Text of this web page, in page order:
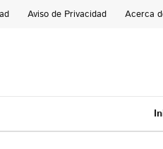
Aviso de Privacidad Acerca